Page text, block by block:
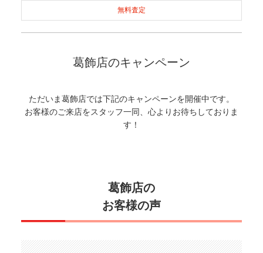
無料査定
葛飾店のキャンペーン
ただいま葛飾店では下記のキャンペーンを開催中です。
お客様のご来店をスタッフ一同、心よりお待ちしておりま
す！
葛飾店の
お客様の声